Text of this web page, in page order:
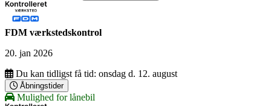
FDM værkstedskontrol
20. jan 2026
Du kan tidligst få tid: onsdag d. 12. august
Åbningstider
Mulighed for lånebil